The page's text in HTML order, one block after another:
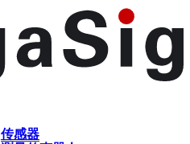
传感器